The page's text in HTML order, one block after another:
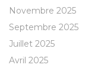
Novembre 2025
Septembre 2025
Juillet 2025
Avril 2025